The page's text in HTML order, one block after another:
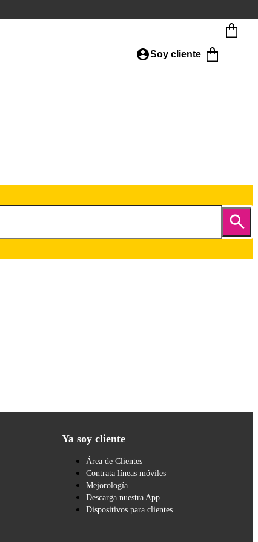
Soy cliente
Ya soy cliente
Área de Clientes
Contrata líneas móviles
Mejorología
Descarga nuestra App
Dispositivos para clientes